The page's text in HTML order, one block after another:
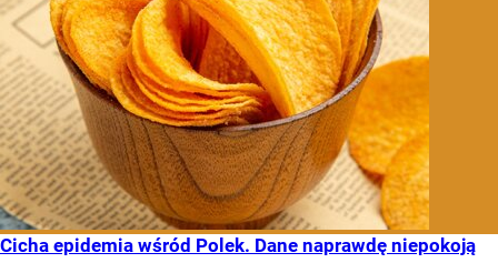
Cicha epidemia wśród Polek. Dane naprawdę niepokoją